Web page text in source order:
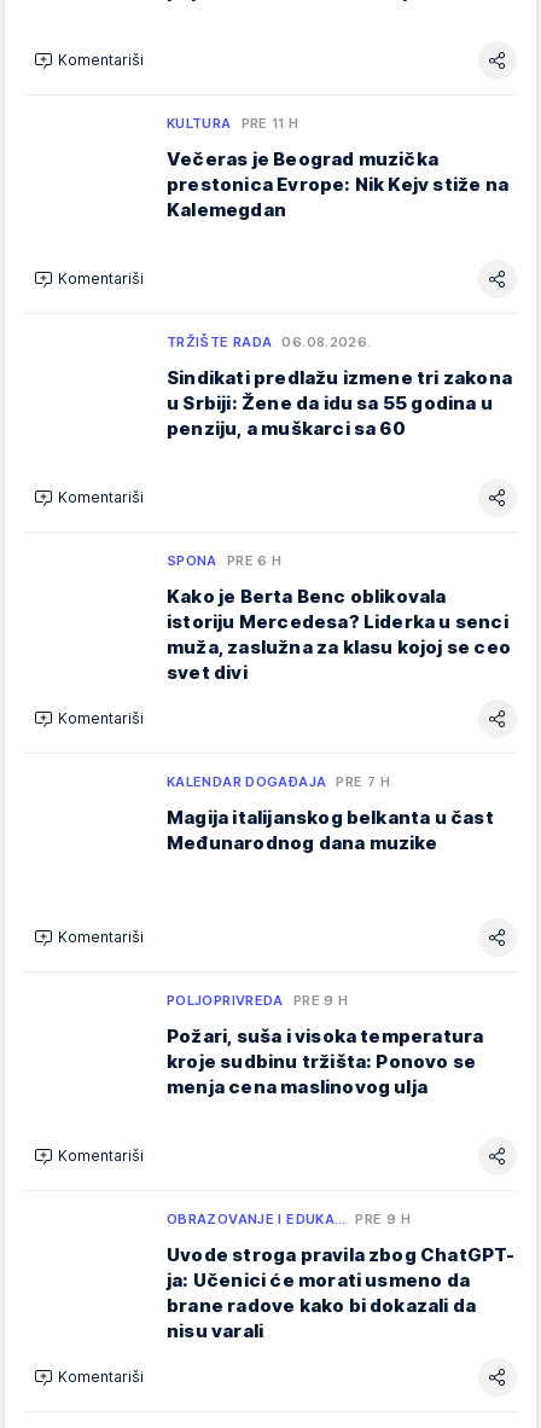
Komentariši
KULTURA PRE 11 H
Večeras je Beograd muzička
prestonica Evrope: Nik Kejv stiže na
Kalemegdan
Komentariši
TRŽIŠTE RADA 06.08.2026.
Sindikati predlažu izmene tri zakona
u Srbiji: Žene da idu sa 55 godina u
penziju, a muškarci sa 60
Komentariši
SPONA PRE 6 H
Kako je Berta Benc oblikovala
istoriju Mercedesa? Liderka u senci
muža, zaslužna za klasu kojoj se ceo
svet divi
Komentariši
KALENDAR DOGAĐAJA PRE 7 H
Magija italijanskog belkanta u čast
Međunarodnog dana muzike
Komentariši
POLJOPRIVREDA PRE 9 H
Požari, suša i visoka temperatura
kroje sudbinu tržišta: Ponovo se
menja cena maslinovog ulja
Komentariši
OBRAZOVANJE I EDUKA… PRE 9 H
Uvode stroga pravila zbog ChatGPT-
ja: Učenici će morati usmeno da
brane radove kako bi dokazali da
nisu varali
Komentariši